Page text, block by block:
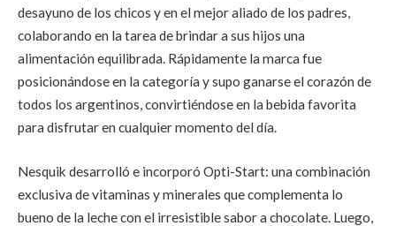
desayuno de los chicos y en el mejor aliado de los padres,
colaborando en la tarea de brindar a sus hijos una
alimentación equilibrada. Rápidamente la marca fue
posicionándose en la categoría y supo ganarse el corazón de
todos los argentinos, convirtiéndose en la bebida favorita
para disfrutar en cualquier momento del día.
Nesquik desarrolló e incorporó Opti-Start: una combinación
exclusiva de vitaminas y minerales que complementa lo
bueno de la leche con el irresistible sabor a chocolate. Luego,